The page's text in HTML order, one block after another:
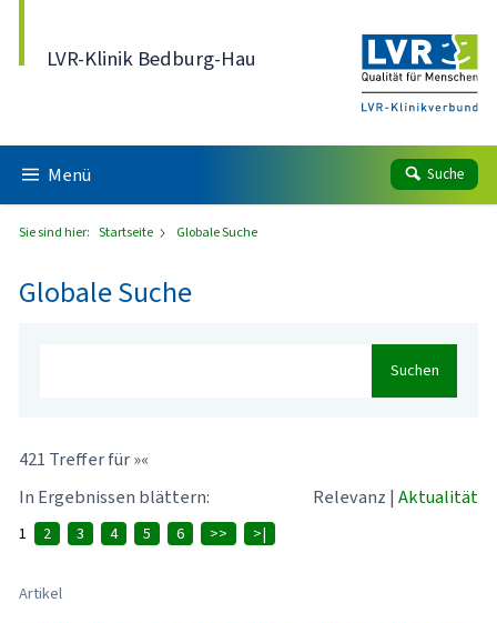
LVR-Klinik Bedburg-Hau
Menü Suche
Sie sind hier: Startseite Globale Suche
Globale Suche
Suchen
421 Treffer für »«
In Ergebnissen blättern:
Relevanz | Aktualität
1 2 3 4 5 6 >> >|
Artikel